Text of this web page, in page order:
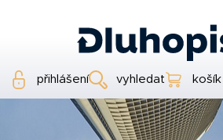
přihlášení vyhledat košík